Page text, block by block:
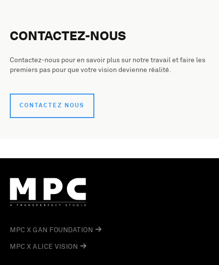
CONTACTEZ-NOUS
Contactez-nous pour en savoir plus sur notre travail et faire les
premiers pas pour que votre vision devienne réalité.
CONTACTEZ NOUS
MPC X GAN FOUNDATION
MPC X ALICE VISION